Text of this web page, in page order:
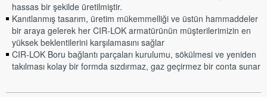
hassas bir şekilde üretilmiştir.
Kanıtlanmış tasarım, üretim mükemmelliği ve üstün hammaddeler
bir araya gelerek her CIR-LOK armatürünün müşterilerimizin en
yüksek beklentilerini karşılamasını sağlar
CIR-LOK Boru bağlantı parçaları kurulumu, sökülmesi ve yeniden
takılması kolay bir formda sızdırmaz, gaz geçirmez bir conta sunar